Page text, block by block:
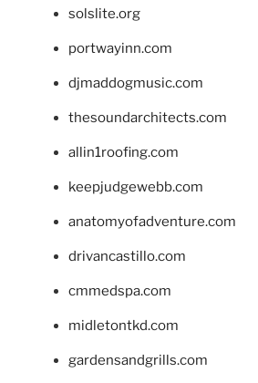
solslite.org
portwayinn.com
djmaddogmusic.com
thesoundarchitects.com
allin1roofing.com
keepjudgewebb.com
anatomyofadventure.com
drivancastillo.com
cmmedspa.com
midletontkd.com
gardensandgrills.com